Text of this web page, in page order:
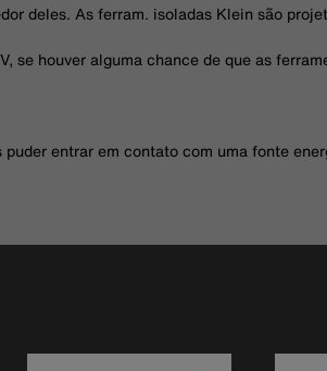
deles. As ferram. isoladas Klein são
houver alguma chance de que as
entrar em contato com uma fonte